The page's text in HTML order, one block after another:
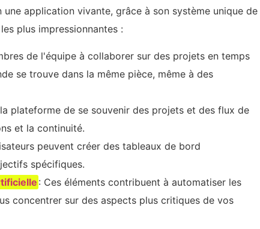
application vivante, grâce à son système unique de
plus impressionnantes :
de l'équipe à collaborer sur des projets en temps
se trouve dans la même pièce, même à des
plateforme de se souvenir des projets et des flux de
et la continuité.
peuvent créer des tableaux de bord
spécifiques.
: Ces éléments contribuent à automatiser les
concentrer sur des aspects plus critiques de vos